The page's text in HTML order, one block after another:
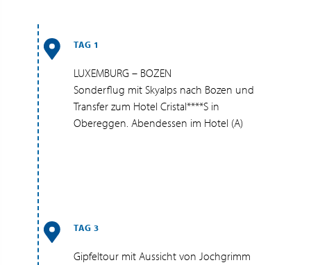
TAG 1
LUXEMBURG – BOZEN
Sonderflug mit Skyalps nach Bozen und
Transfer zum Hotel Cristal****S in
Obereggen. Abendessen im Hotel (A)
TAG 3
Gipfeltour mit Aussicht von Jochgrimm